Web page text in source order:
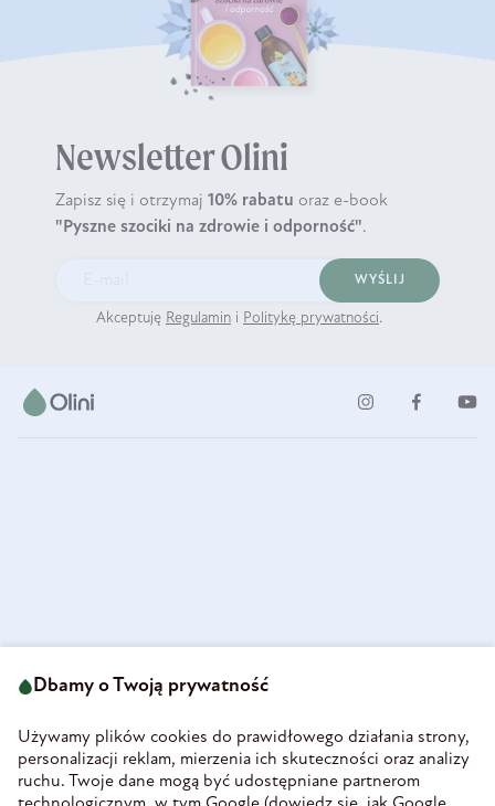
Newsletter Olini
Zapisz się i otrzymaj 10% rabatu oraz e-book
"Pyszne szociki na zdrowie i odporność".
WYŚLIJ
Akceptuję Regulamin i Politykę prywatności.
58-160 Świebodzice
REGON 890213034
INFORMACJE
Dbamy o Twoją prywatność
Używamy plików cookies do prawidłowego działania strony,
personalizacji reklam, mierzenia ich skuteczności oraz analizy
ruchu. Twoje dane mogą być udostępniane partnerom